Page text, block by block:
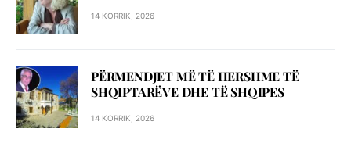
14 KORRIK, 2026
PËRMENDJET MË TË HERSHME TË
SHQIPTARËVE DHE TË SHQIPES
14 KORRIK, 2026